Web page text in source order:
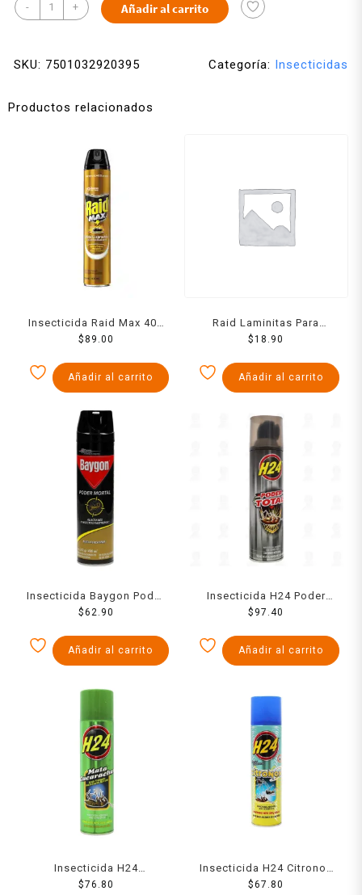
- + Añadir al carrito
SKU: 7501032920395 Categoría: Insecticidas
Productos relacionados
Insecticida Raid Max 400
Ml
$ 89.00
Añadir al carrito
Raid Laminitas Para
Mosquitos Rep C/8
$18.90
Añadir al carrito
Insecticida Baygon Poder
Mortal 400 Ml
$62.90
Añadir al carrito
Insecticida H24 Poder
Total 489 Ml
$ 97.40
Añadir al carrito
Insecticida H24
Cucarachas 489 Ml
$76.80
Insecticida H24 Citronox
460 Ml
$67.80